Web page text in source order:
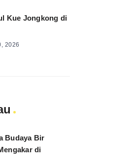
Kue Jongkong di
2026
Budaya Bir
di